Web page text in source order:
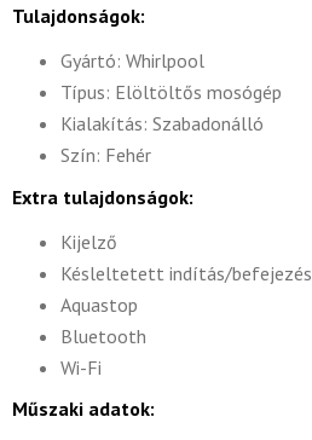
Tulajdonságok:
Gyártó: Whirlpool
Típus: Elöltöltős mosógép
Kialakítás: Szabadonálló
Szín: Fehér
Extra tulajdonságok:
Kijelző
Késleltetett indítás/befejezés
Aquastop
Bluetooth
Wi-Fi
Műszaki adatok: